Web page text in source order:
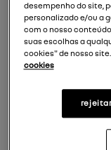
desempenho do site,
personalizado e/ou a
com o nosso
suas escolhas a
cookies" de nosso
cookies